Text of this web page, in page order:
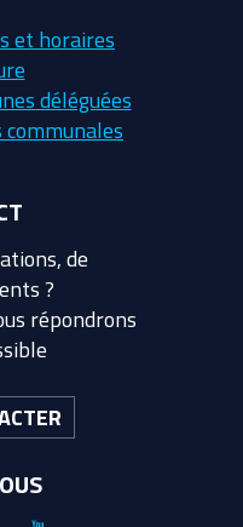
et horaires
déléguées
de
?
répondrons